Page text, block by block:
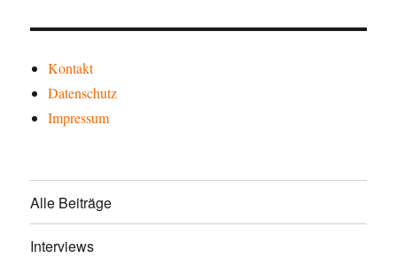
Kontakt
Datenschutz
Impressum
Alle Beiträge
Interviews